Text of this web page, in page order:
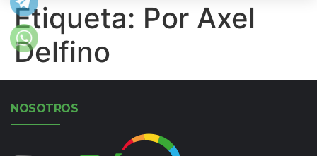
Etiqueta: Por Axel
Delfino
NOSOTROS